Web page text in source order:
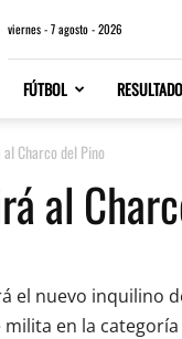
viernes - 7 agosto - 2026
FÚTBOL
Charco del Pino
al
el nuevo inquilino
milita en la